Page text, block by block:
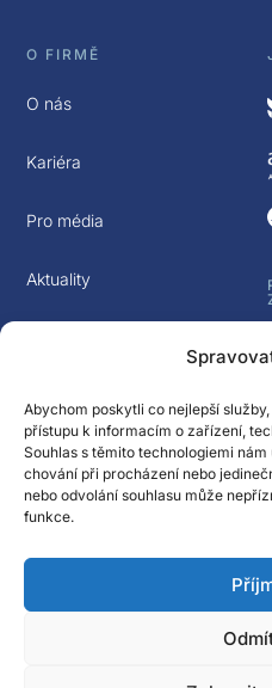
Abychom poskytli co nejlepší
přístupu k informacím o zařízení,
Souhlas s těmito technologiemi
chování při procházení nebo
nebo odvolání souhlasu může
funkce.
O FIRMĚ
O nás
Kariéra
Pro média
Aktuality
Sledujte nás